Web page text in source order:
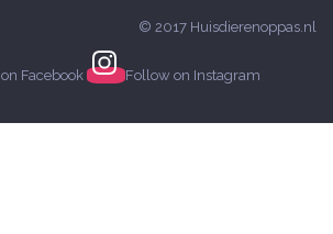
© 2017 Huisdierenoppas.nl
Facebook Follow on Instagram